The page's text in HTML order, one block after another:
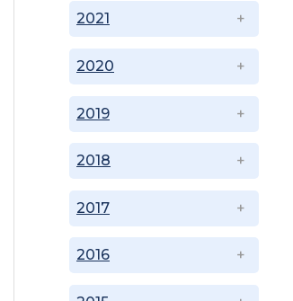
2016
2017
2018
2019
2020
2021